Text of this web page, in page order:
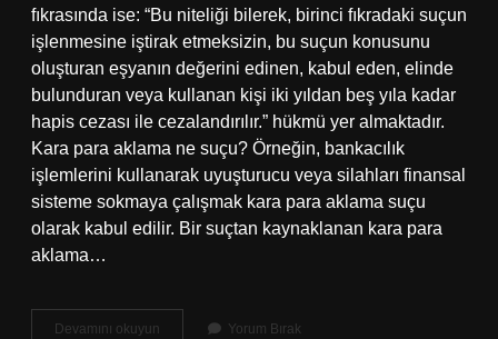
fıkrasında ise: “Bu niteliği bilerek, birinci fıkradaki suçun
işlenmesine iştirak etmeksizin, bu suçun konusunu
oluşturan eşyanın değerini edinen, kabul eden, elinde
bulunduran veya kullanan kişi iki yıldan beş yıla kadar
hapis cezası ile cezalandırılır.” hükmü yer almaktadır.
Kara para aklama ne suçu? Örneğin, bankacılık
işlemlerini kullanarak uyuşturucu veya silahları finansal
sisteme sokmaya çalışmak kara para aklama suçu
olarak kabul edilir. Bir suçtan kaynaklanan kara para
aklama…
Devamını okuyun Yorum Bırak